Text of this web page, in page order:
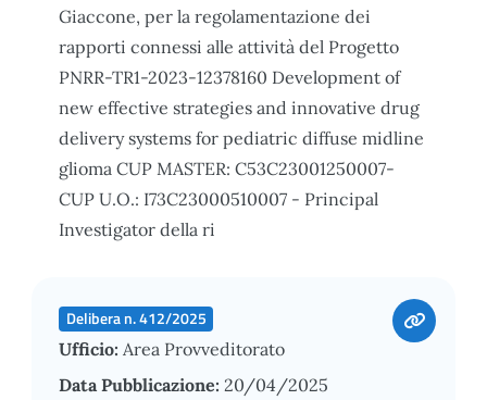
Giaccone, per la regolamentazione dei
rapporti connessi alle attività del Progetto
PNRR-TR1-2023-12378160 Development of
new effective strategies and innovative drug
delivery systems for pediatric diffuse midline
glioma CUP MASTER: C53C23001250007-
CUP U.O.: I73C23000510007 - Principal
Investigator della ri
Delibera n. 412/2025
Ufficio: Area Provveditorato
Data Pubblicazione: 20/04/2025